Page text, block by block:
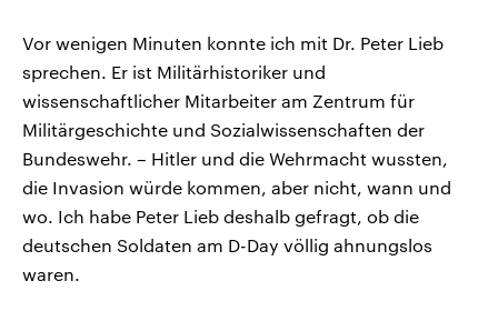
Vor wenigen Minuten konnte ich mit Dr. Peter Lieb
sprechen. Er ist Militärhistoriker und
wissenschaftlicher Mitarbeiter am Zentrum für
Militärgeschichte und Sozialwissenschaften der
Bundeswehr. – Hitler und die Wehrmacht wussten,
die Invasion würde kommen, aber nicht, wann und
wo. Ich habe Peter Lieb deshalb gefragt, ob die
deutschen Soldaten am D-Day völlig ahnungslos
waren.